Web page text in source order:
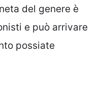
del genere è
e può arrivare
possiate